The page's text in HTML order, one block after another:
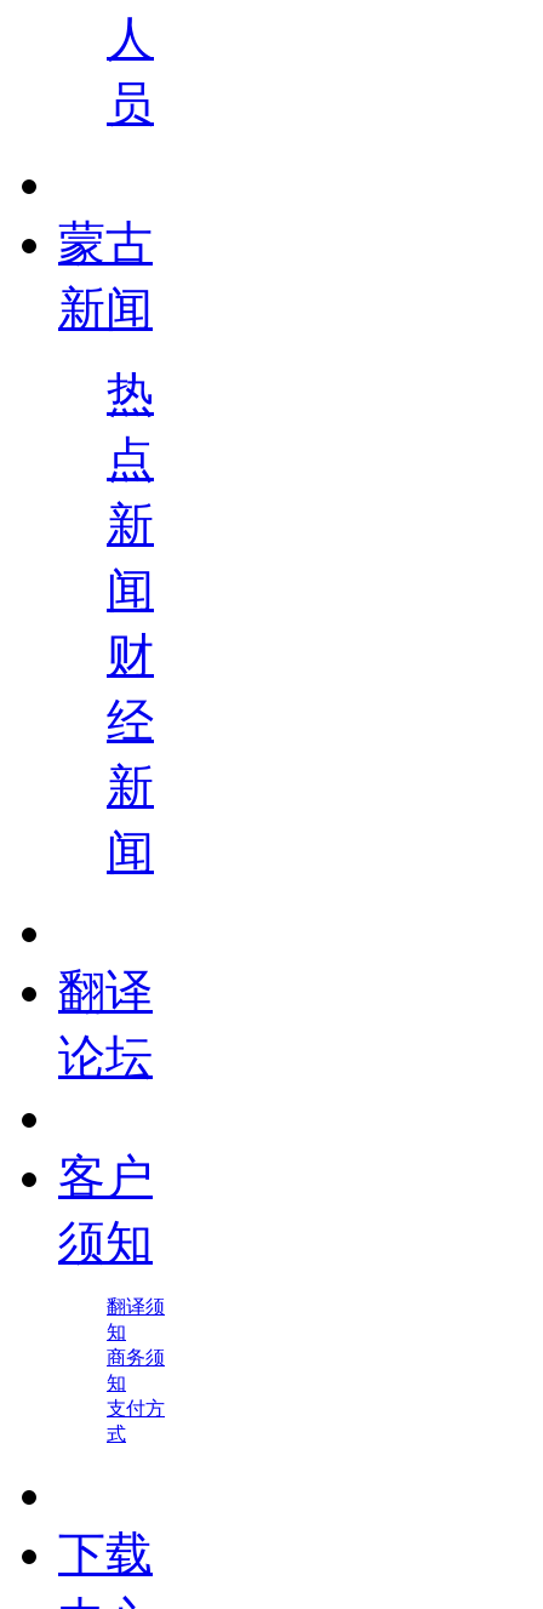
人
员
蒙古
新闻
热
点
新
闻
财
经
新
闻
翻译
论坛
客户
须知
翻译须
知
商务须
知
支付方
式
下载